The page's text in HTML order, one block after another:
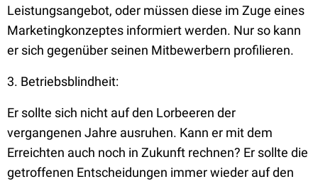
Leistungsangebot, oder müssen diese im Zuge eines
Marketingkonzeptes informiert werden. Nur so kann
er sich gegenüber seinen Mitbewerbern profilieren.
3. Betriebsblindheit:
Er sollte sich nicht auf den Lorbeeren der
vergangenen Jahre ausruhen. Kann er mit dem
Erreichten auch noch in Zukunft rechnen? Er sollte die
getroffenen Entscheidungen immer wieder auf den